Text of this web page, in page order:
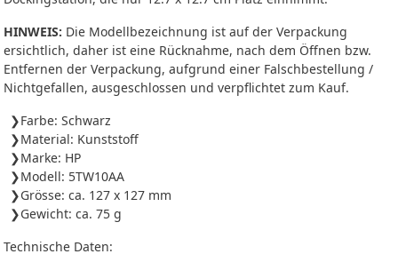
HINWEIS: Die Modellbezeichnung ist auf der Verpackung
ersichtlich, daher ist eine Rücknahme, nach dem Öffnen bzw.
Entfernen der Verpackung, aufgrund einer Falschbestellung /
Nichtgefallen, ausgeschlossen und verpflichtet zum Kauf.
Farbe: Schwarz
Material: Kunststoff
Marke: HP
Modell: 5TW10AA
Grösse: ca. 127 x 127 mm
Gewicht: ca. 75 g
Technische Daten: